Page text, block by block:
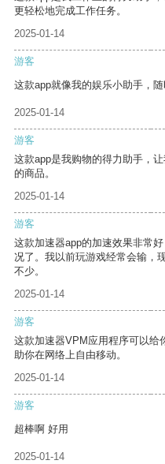
更轻松地完成工作任务。
2025-01-14
游客
这款app就像我的娱乐小助手，
2025-01-14
游客
这款app是我购物的得力助手，
的商品。
2025-01-14
游客
这款加速器app的加速效果非常
况了。我以前玩游戏经常会输，
不少。
2025-01-14
游客
这款加速器VPM应用程序可以给
助你在网络上自由移动。
2025-01-14
游客
超棒啊 好用
2025-01-14